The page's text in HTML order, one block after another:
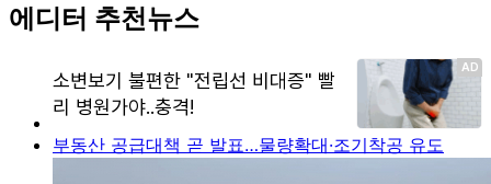
에디터 추천뉴스
부동산 공급대책 곧 발표…물량확대·조기착공 유도